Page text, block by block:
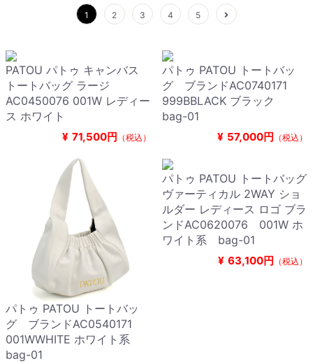
1 2 3 4 5
PATOU パトゥ キャンバス
トートバッグ ラージ
AC0450076 001W レディー
ス ホワイト
¥ 71,500円 （税込）
パトゥ PATOU トートバッ
グ ブランドAC0740171
999BBLACK ブラック
bag-01
¥ 57,000円 （税込）
パトゥ PATOU トートバッ
グ ブランドAC0540171
001WWHITE ホワイト系
bag-01
パトゥ PATOU トートバッグ
ヴァーティカル 2WAY ショ
ルダー レディース ロゴ ブラ
ンドAC0620076 001W ホ
ワイト系 bag-01
¥ 63,100円 （税込）